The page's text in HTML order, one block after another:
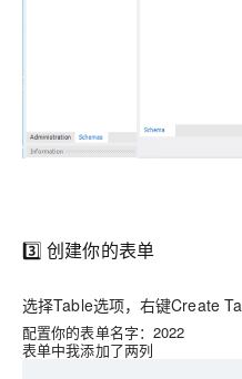
3️⃣ 创建你的表单
选择Table选项，右键Create
配置你的表单名字：2022
表单中我添加了两列